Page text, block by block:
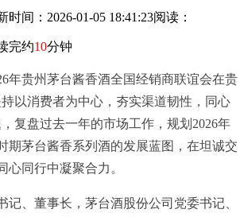
时间：2026-01-05 18:41:23阅读：
完约10分钟
年贵州茅台酱香酒全国经销商联谊会在贵
以消费者为中心，夯实渠道韧性，同心
复盘过去一年的市场工作，规划2026年
期茅台酱香系列酒的发展蓝图，在坦诚交
心同行中凝聚合力。
记 、董事长，茅台酒股份公司党委书记